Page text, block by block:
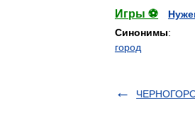
Игры ⚽
Синонимы:
город